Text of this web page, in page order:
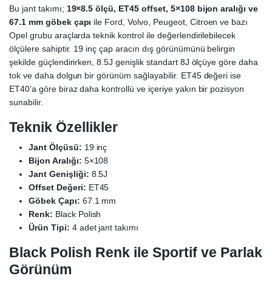
Bu jant takımı; 19×8.5 ölçü, ET45 offset, 5×108 bijon aralığı ve
67.1 mm göbek çapı ile Ford, Volvo, Peugeot, Citroen ve bazı
Opel grubu araçlarda teknik kontrol ile değerlendirilebilecek
ölçülere sahiptir. 19 inç çap aracın dış görünümünü belirgin
şekilde güçlendirirken, 8.5J genişlik standart 8J ölçüye göre daha
tok ve daha dolgun bir görünüm sağlayabilir. ET45 değeri ise
ET40’a göre biraz daha kontrollü ve içeriye yakın bir pozisyon
sunabilir.
Teknik Özellikler
Jant Ölçüsü: 19 inç
Bijon Aralığı: 5×108
Jant Genişliği: 8.5J
Offset Değeri: ET45
Göbek Çapı: 67.1 mm
Renk: Black Polish
Ürün Tipi: 4 adet jant takımı
Black Polish Renk ile Sportif ve Parlak
Görünüm